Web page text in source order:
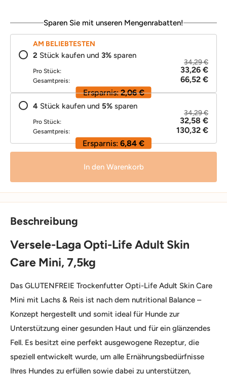
Sparen Sie mit unseren Mengenrabatten!
AM BELIEBTESTEN
2 Stück kaufen und 3% sparen
Pro Stück:
34,29 €
33,26 €
Gesamtpreis:
66,52 €
Ersparnis: 2,06 €
4 Stück kaufen und 5% sparen
Pro Stück:
34,29 €
32,58 €
Gesamtpreis:
130,32 €
Ersparnis: 6,84 €
In den Warenkorb
Beschreibung
Versele-Laga Opti-Life Adult Skin
Care Mini, 7,5kg
Das GLUTENFREIE Trockenfutter Opti-Life Adult Skin Care
Mini mit Lachs & Reis ist nach dem nutritional Balance –
Konzept hergestellt und somit ideal für Hunde zur
Unterstützung einer gesunden Haut und für ein glänzendes
Fell. Es besitzt eine perfekt ausgewogene Rezeptur, die
speziell entwickelt wurde, um alle Ernährungsbedürfnisse
Ihres Hundes zu erfüllen sowie dabei zu unterstützen,